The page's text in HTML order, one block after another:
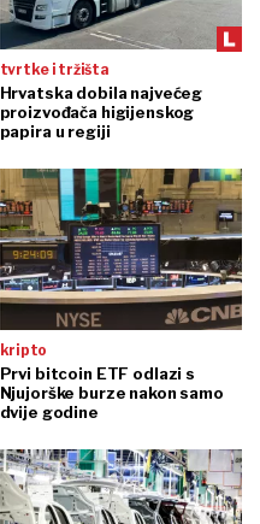
tvrtke i tržišta
Hrvatska dobila najvećeg
proizvođača higijenskog
papira u regiji
kripto
Prvi bitcoin ETF odlazi s
Njujorške burze nakon samo
dvije godine